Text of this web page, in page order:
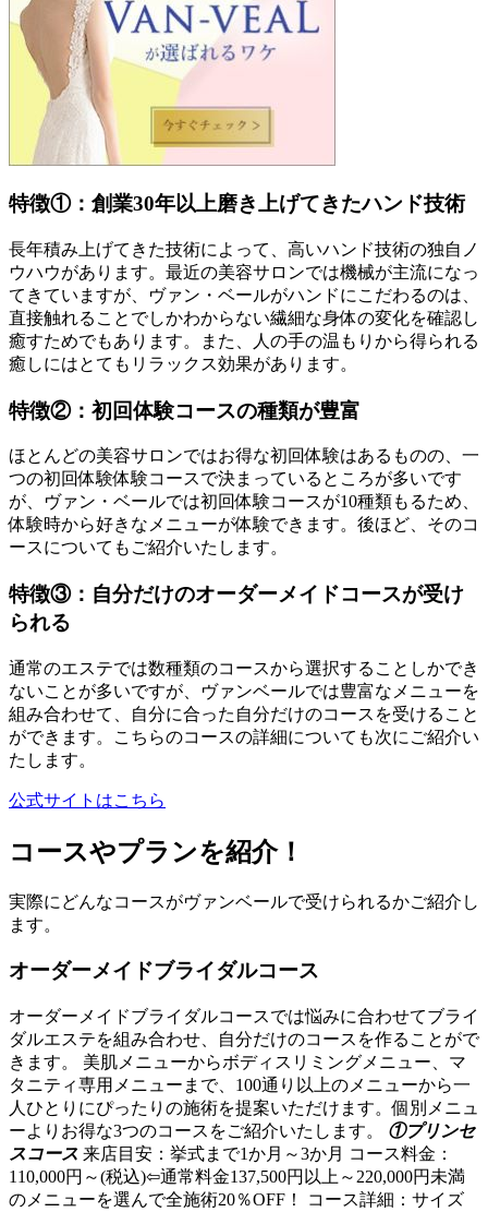
特徴①：創業30年以上磨き上げてきたハンド技術
長年積み上げてきた技術によって、高いハンド技術の独自ノ
ウハウがあります。最近の美容サロンでは機械が主流になっ
てきていますが、ヴァン・ベールがハンドにこだわるのは、
直接触れることでしかわからない繊細な身体の変化を確認し
癒すためでもあります。また、人の手の温もりから得られる
癒しにはとてもリラックス効果があります。
特徴②：初回体験コースの種類が豊富
ほとんどの美容サロンではお得な初回体験はあるものの、一
つの初回体験体験コースで決まっているところが多いです
が、ヴァン・ベールでは初回体験コースが10種類もるため、
体験時から好きなメニューが体験できます。後ほど、そのコ
ースについてもご紹介いたします。
特徴③：自分だけのオーダーメイドコースが受け
られる
通常のエステでは数種類のコースから選択することしかでき
ないことが多いですが、ヴァンベールでは豊富なメニューを
組み合わせて、自分に合った自分だけのコースを受けること
ができます。こちらのコースの詳細についても次にご紹介い
たします。
公式サイトはこちら
コースやプランを紹介！
実際にどんなコースがヴァンベールで受けられるかご紹介し
ます。
オーダーメイドブライダルコース
オーダーメイドブライダルコースでは悩みに合わせてブライ
ダルエステを組み合わせ、自分だけのコースを作ることがで
きます。 美肌メニューからボディスリミングメニュー、マ
タニティ専用メニューまで、100通り以上のメニューから一
人ひとりにぴったりの施術を提案いただけます。個別メニュ
ーよりお得な3つのコースをご紹介いたします。 ①プリンセ
スコース 来店目安：挙式まで1か月～3か月 コース料金：
110,000円～(税込)⇦通常料金137,500円以上～220,000円未満
のメニューを選んで全施術20％OFF！ コース詳細：サイズ